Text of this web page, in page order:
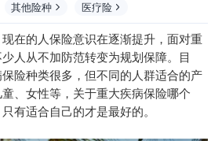
其他险种 医疗险
的人保险意识在逐渐提升，面对重
人从不加防范转变为规划保障。目
险种类很多，但不同的人群适合的产
、女性等，关于重大疾病保险哪个
有适合自己的才是最好的。